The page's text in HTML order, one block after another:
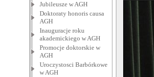
Jubileusze w AGH
Doktoraty honoris causa
AGH
Inauguracje roku
akademickiego w AGH
Promocje doktorskie w
AGH
Uroczystosci Barbórkowe
w AGH